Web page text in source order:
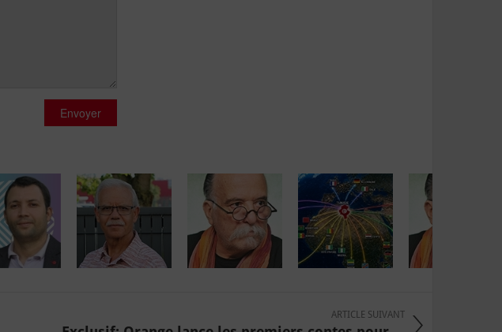
Envoyer
ARTICLE SUIVANT